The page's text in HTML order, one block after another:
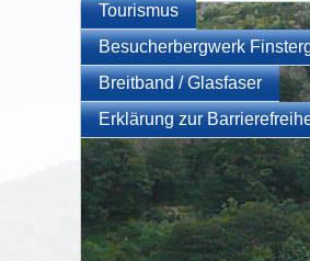
Tourismus
Besucherbergwerk
Breitband / Glasfaser
Erklärung zur